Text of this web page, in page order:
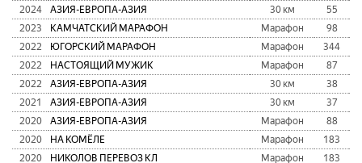
2024
АЗИЯ-ЕВРОПА-АЗИЯ 30 км
55
2023
КАМЧАТСКИЙ МАРАФОН Марафон
98
2022
ЮГОРСКИЙ МАРАФОН Марафон
344
2022
НАСТОЯЩИЙ МУЖИК Марафон
87
2022
АЗИЯ-ЕВРОПА-АЗИЯ 30 км
38
2021
АЗИЯ-ЕВРОПА-АЗИЯ 30 км
37
2020
АЗИЯ-ЕВРОПА-АЗИЯ Марафон
88
2020
НА КОМЁЛЕ Марафон
183
2020
НИКОЛОВ ПЕРЕВОЗ КЛ Марафон
183